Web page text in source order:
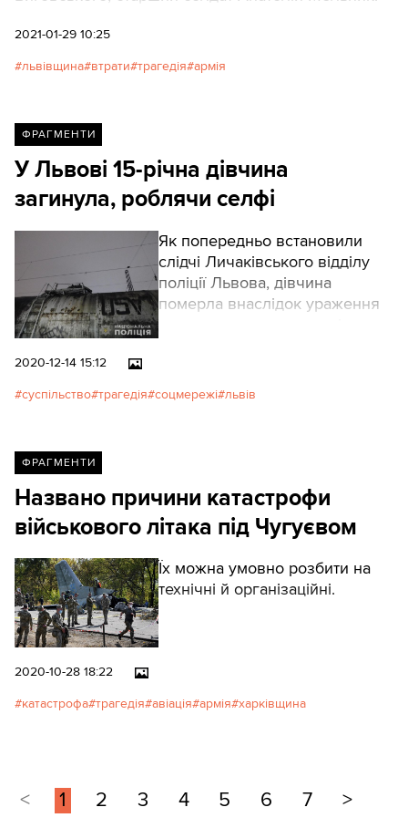
2021-01-29 10:25
львівщина втрати трагедія армія
ФРАГМЕНТИ
У Львові 15-річна дівчина
загинула, роблячи селфі
Як попередньо встановили
слідчі Личаківського відділу
поліції Львова, дівчина
померла внаслідок ураження
доторкнулася до
високовольтної лінії
2020-12-14 15:12
суспільство трагедія соцмережі львів
ФРАГМЕНТИ
Названо причини катастрофи
військового літака під Чугуєвом
Їх можна умовно розбити на
технічні й організаційні.
2020-10-28 18:22
катастрофа трагедія авіація армія харківщина
< 1 2 3 4 5 6 7 >